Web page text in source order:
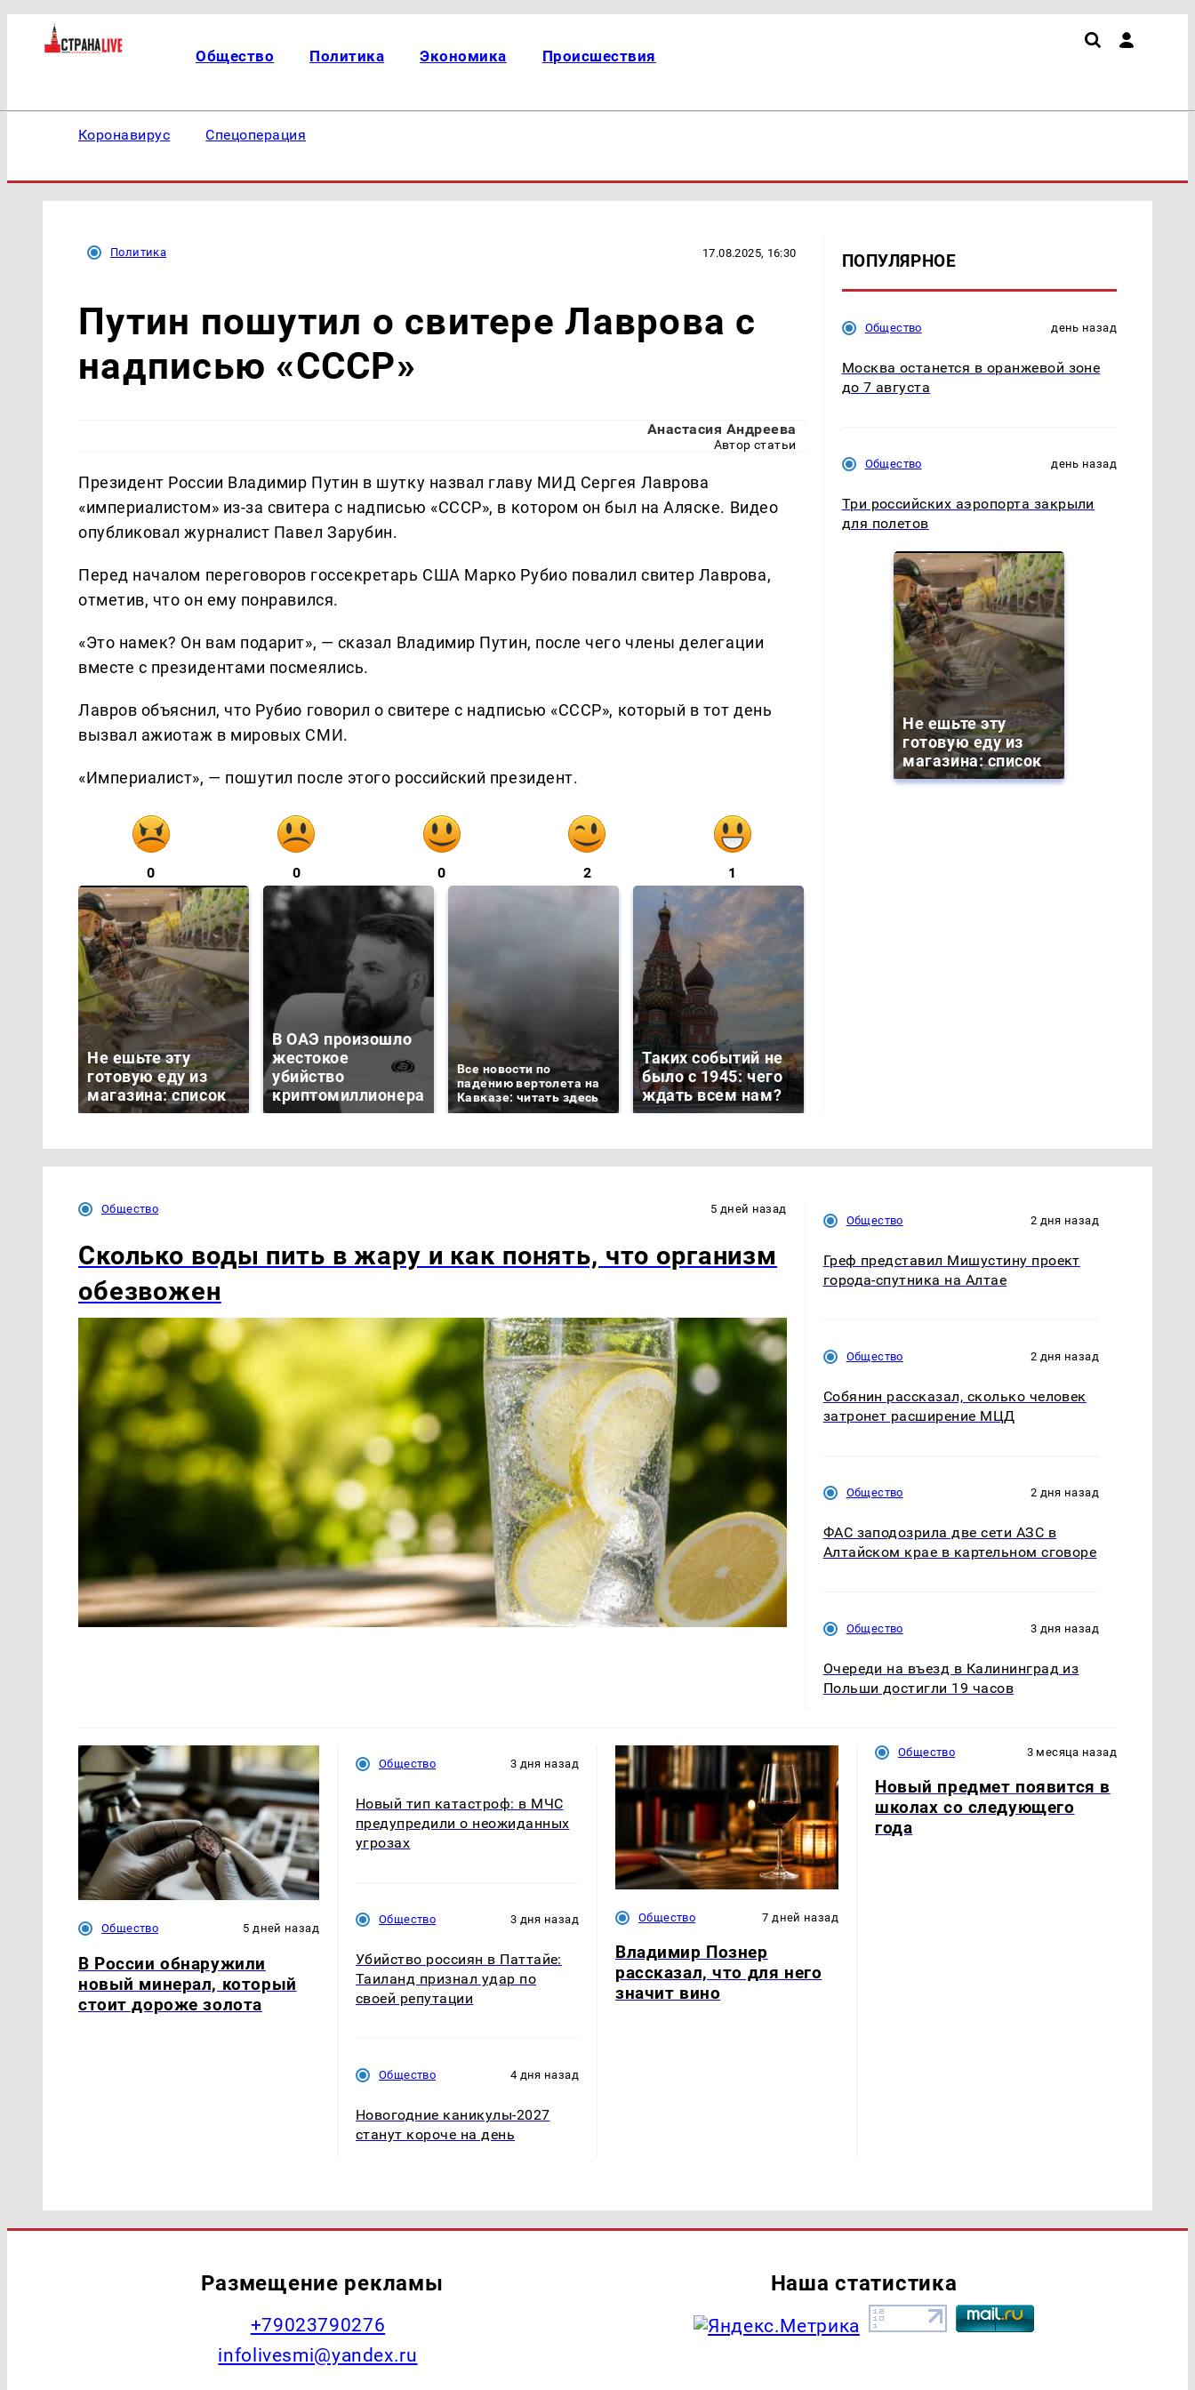
Общество Политика Экономика Происшествия
Коронавирус Спецоперация
Политика 17.08.2025, 16:30
Путин пошутил о свитере Лаврова с
надписью «СССР»
Анастасия Андреева
Автор статьи
Президент России Владимир Путин в шутку назвал главу МИД Сергея Лаврова
«империалистом» из-за свитера с надписью «СССР», в котором он был на Аляске. Видео
опубликовал журналист Павел Зарубин.
Перед началом переговоров госсекретарь США Марко Рубио повалил свитер Лаврова,
отметив, что он ему понравился.
«Это намек? Он вам подарит», — сказал Владимир Путин, после чего члены делегации
вместе с президентами посмеялись.
Лавров объяснил, что Рубио говорил о свитере с надписью «СССР», который в тот день
вызвал ажиотаж в мировых СМИ.
«Империалист», — пошутил после этого российский президент.
0 0 0 2 1
Не ешьте эту
готовую еду из
магазина: список
В ОАЭ произошло
жестокое
убийство
криптомиллионера
Все новости по
падению вертолета на
Кавказе: читать здесь
Таких событий не
было с 1945: чего
ждать всем нам?
ПОПУЛЯРНОЕ
Общество день назад
Москва останется в оранжевой зоне
до 7 августа
Общество день назад
Три российских аэропорта закрыли
для полетов
Не ешьте эту
готовую еду из
магазина: список
Общество 5 дней назад
Сколько воды пить в жару и как понять, что организм
обезвожен
Общество 2 дня назад
Греф представил Мишустину проект
города-спутника на Алтае
Общество 2 дня назад
Собянин рассказал, сколько человек
затронет расширение МЦД
Общество 2 дня назад
ФАС заподозрила две сети АЗС в
Алтайском крае в картельном сговоре
Общество 3 дня назад
Очереди на въезд в Калининград из
Польши достигли 19 часов
Общество 5 дней назад
В России обнаружили
новый минерал, который
стоит дороже золота
Общество 3 дня назад
Новый тип катастроф: в МЧС
предупредили о неожиданных
угрозах
Общество 3 дня назад
Убийство россиян в Паттайе:
Таиланд признал удар по
своей репутации
Общество 4 дня назад
Новогодние каникулы-2027
станут короче на день
Общество 7 дней назад
Владимир Познер
рассказал, что для него
значит вино
Общество 3 месяца назад
Новый предмет появится в
школах со следующего
года
Размещение рекламы
+79023790276
infolivesmi@yandex.ru
Наша статистика